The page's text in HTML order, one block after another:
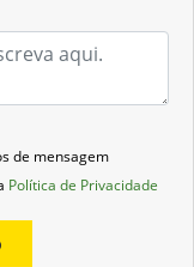
de mensagem
Política de Privacidade